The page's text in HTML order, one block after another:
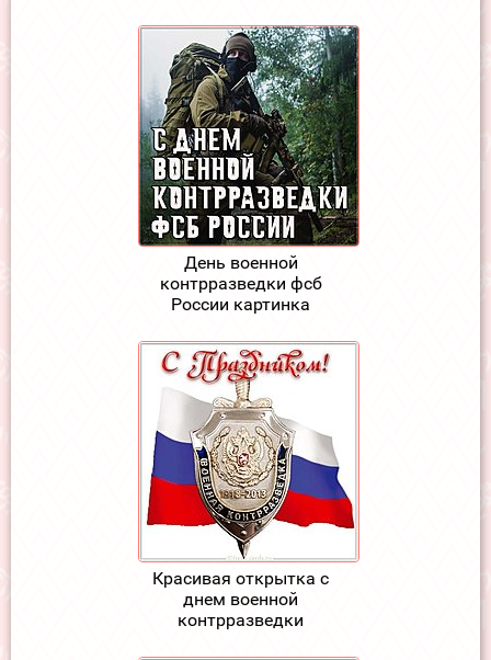
День военной
контрразведки фсб
России картинка
Красивая открытка с
днем военной
контрразведки